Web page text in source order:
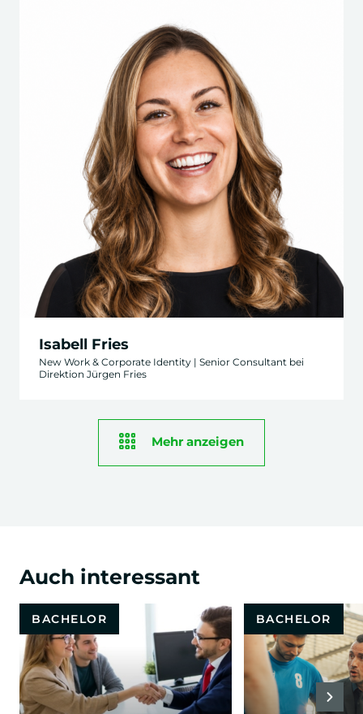
Isabell Fries
New Work & Corporate Identity | Senior Consultant bei
Direktion Jürgen Fries
Mehr anzeigen
Auch interessant
BACHELOR BACHELOR